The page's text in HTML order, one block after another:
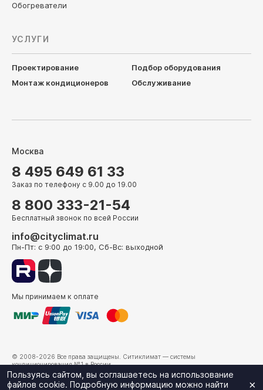
Обогреватели
УСЛУГИ
Проектирование
Подбор оборудования
Монтаж кондиционеров
Обслуживание
Москва
8 495 649 61 33
Заказ по телефону с 9.00 до 19.00
8 800 333-21-54
Бесплатный звонок по всей России
info@cityclimat.ru
Пн-Пт: с 9:00 до 19:00, Сб-Вс: выходной
Мы принимаем к оплате
© 2008-2026 Все права защищены. Ситиклимат — системы
кондиционирования №1 в России.
г. Москва, ул. Электрозаводская, д. 24
×
Пользуясь сайтом, вы соглашаетесь на использование
файлов cookie. Подробную информацию можно найти